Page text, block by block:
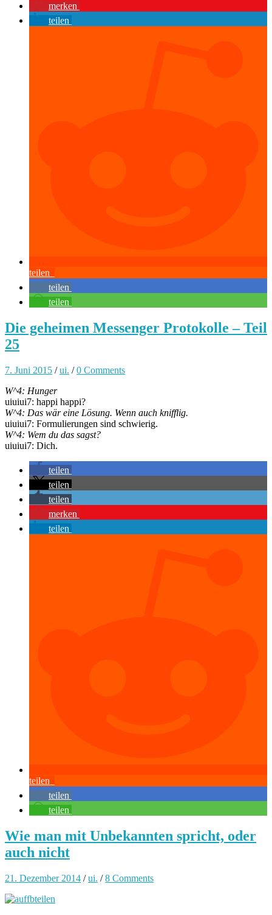
merken
teilen
teilen
teilen
teilen
Die geheimen Messenger Protokolle – Teil
25
7. Juni 2015 /ui. /0 Comments
W^4: Hunger
uiuiui7: happi happi?
W^4: Das wär eine Lösung. Wenn auch knifflig.
uiuiui7: Formulierungen sind schwierig.
W^4: Wem du das sagst?
uiuiui7: Dich.
teilen
teilen
teilen
merken
teilen
teilen
teilen
teilen
Wie man mit Unbekannten spricht, oder
auch nicht
21. Dezember 2014 /ui. /8 Comments